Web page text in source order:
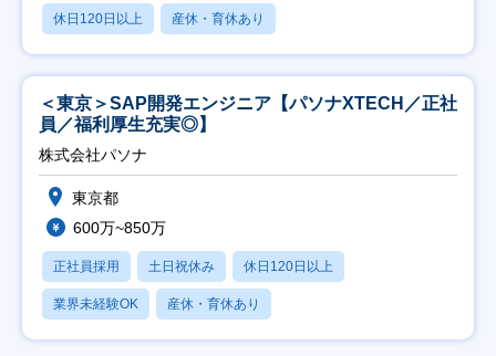
休日120日以上 産休・育休あり
＜東京＞SAP開発エンジニア【パソナXTECH／正社
員／福利厚生充実◎】
株式会社パソナ
東京都
600万~850万
正社員採用 土日祝休み 休日120日以上
業界未経験OK 産休・育休あり